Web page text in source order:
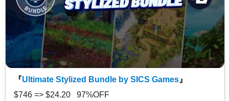
『Ultimate Stylized Bundle by SICS Games 』
$746 => $24.20 97%OFF